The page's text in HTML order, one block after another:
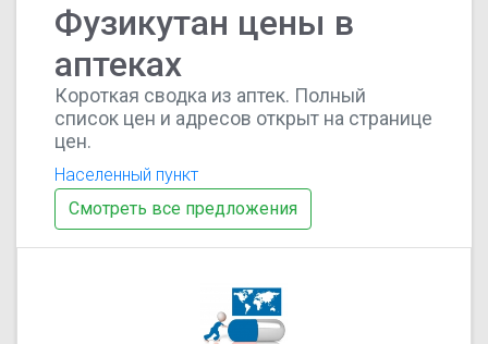
Фузикутан цены в
аптеках
Короткая сводка из аптек. Полный
список цен и адресов открыт на странице
цен.
Населенный пункт
Смотреть все предложения